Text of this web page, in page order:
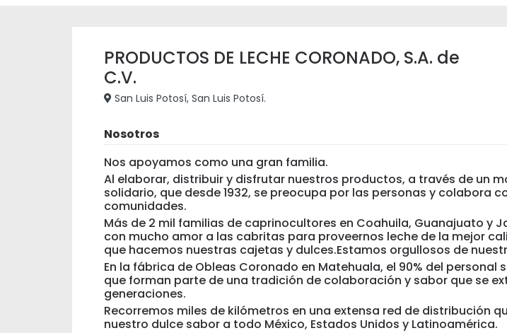
PRODUCTOS DE LECHE CORONADO, S.A. de
C.V.
San Luis Potosí, San Luis Potosí.
Nosotros
Nos apoyamos como una gran familia.
Al elaborar, distribuir y disfrutar nuestros productos, a través de un
solidario, que desde 1932, se preocupa por las personas y colabora
comunidades.
Más de 2 mil familias de caprinocultores en Coahuila, Guanajuato y
con mucho amor a las cabritas para proveernos leche de la mejor
que hacemos nuestras cajetas y dulces.Estamos orgullosos de
En la fábrica de Obleas Coronado en Matehuala, el 90% del personal
que forman parte de una tradición de colaboración y sabor que se
generaciones.
Recorremos miles de kilómetros en una extensa red de distribución
nuestro dulce sabor a todo México, Estados Unidos y Latinoamérica.